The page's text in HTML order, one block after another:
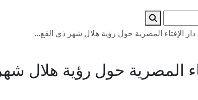
دار الإفتاء المصرية حول رؤية هلال شهر ذي القع...
المصرية حول رؤية هلال